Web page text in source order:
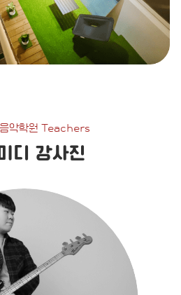
악학원 Teachers
디 강사진